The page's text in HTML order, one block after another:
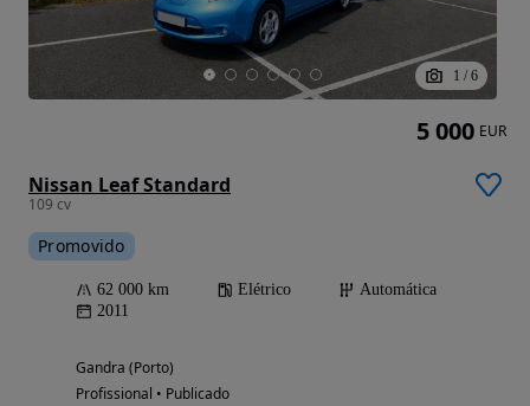
1 / 6
Nissan Leaf Standard
109 cv
Promovido
62 000 km Elétrico
Automática
2011
Gandra (Porto)
Profissional • Publicado
5 000 EUR